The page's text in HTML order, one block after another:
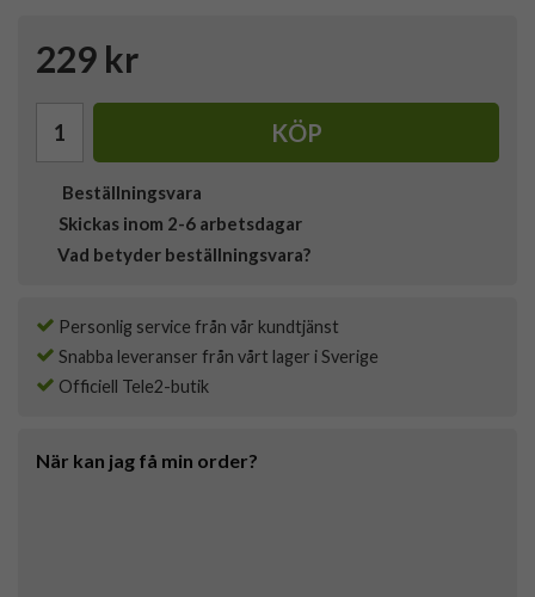
229 kr
KÖP
Beställningsvara
Skickas inom 2-6 arbetsdagar
Vad betyder beställningsvara?
Personlig service från vår kundtjänst
Snabba leveranser från vårt lager i Sverige
Officiell Tele2-butik
När kan jag få min order?